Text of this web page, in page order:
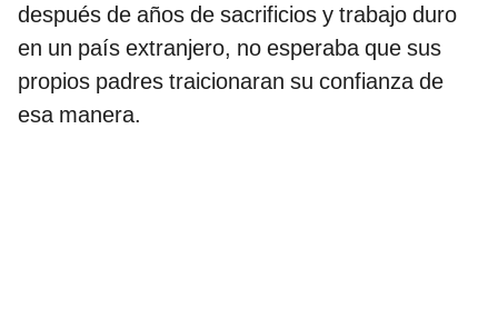
después de años de sacrificios y trabajo duro
en un país extranjero, no esperaba que sus
propios padres traicionaran su confianza de
esa manera.